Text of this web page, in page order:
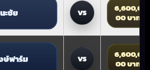
ะชัย VS
6,600,0
00 บาท
ษ์ฟาร์ม VS
6,600,0
00 บาท